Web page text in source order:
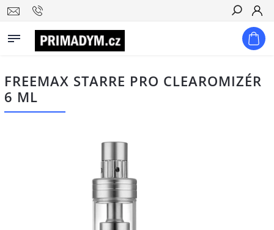
Hledat
FREEMAX STARRE PRO CLEAROMIZÉR
6 ML